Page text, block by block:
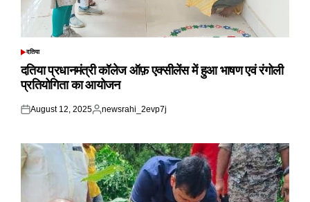
POSTED
दतिया
दतिया प्रधानमंत्री कॉलेज ऑफ़ एक्सीलेंस में हुआ भाषण एवं रंगोली
प्रतियोगिता का आयोजन
Posted
August 12, 2025
Posted
newsrahi_2evp7j